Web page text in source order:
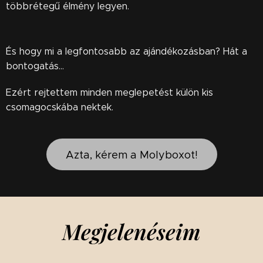
többrétegű élmény legyen.
És hogy mi a legfontosabb az ajándékozásban? Hát a
bontogatás…
Ezért rejtettem minden meglepetést külön kis
csomagocskába nektek.
Azta, kérem a Molyboxot!
Megjelenéseim